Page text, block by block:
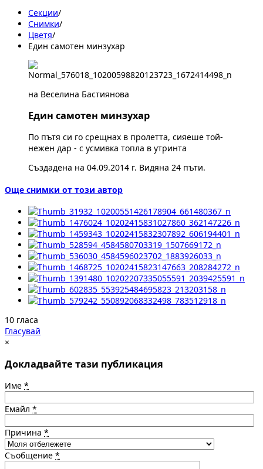
Секции/
Снимки/
Цветя/
Един самотен минзухар
на Веселина Бастиянова
Един самотен минзухар
По пътя си го срещнах в пролетта, сияеше той-
нежен дар - с усмивка топла в утринта
Създадена на 04.09.2014 г. Видяна 24 пъти.
Още снимки от този автор
10 гласа
Гласувай
×
Докладвайте тази публикация
Име *
Емайл *
Причина *
Съобщение *